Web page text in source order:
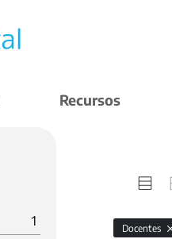
Recursos
1 Docentes